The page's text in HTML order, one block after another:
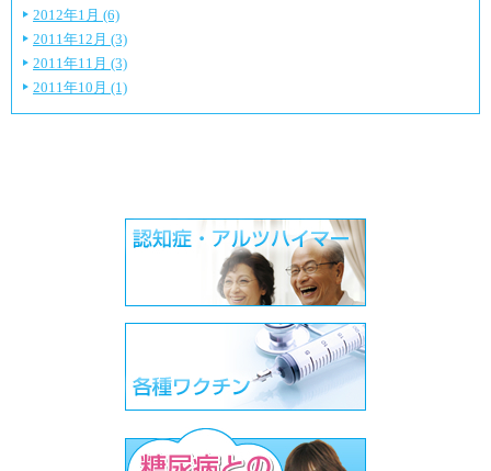
2012年1月 (6)
2011年12月 (3)
2011年11月 (3)
2011年10月 (1)